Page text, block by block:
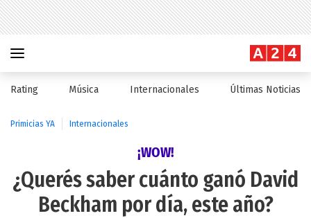
Rating Música Internacionales Últimas Noticias
Primicias YA Internacionales
¡WOW!
¿Querés saber cuánto ganó David
Beckham por día, este año?